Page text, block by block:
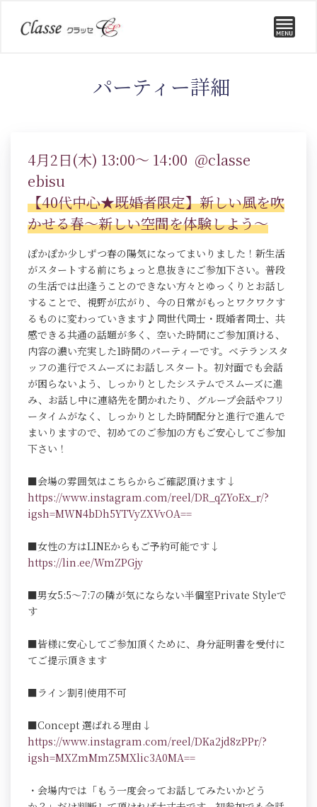
パーティー詳細
4月2日(木) 13:00～ 14:00 @classe
ebisu
【40代中心★既婚者限定】新しい風を吹
かせる春～新しい空間を体験しよう～
ぽかぽか少しずつ春の陽気になってまいりました！新生活
がスタートする前にちょっと息抜きにご参加下さい。普段
の生活では出逢うことのできない方々とゆっくりとお話し
することで、視野が広がり、今の日常がもっとワクワクす
るものに変わっていきます♪同世代同士・既婚者同士、共
感できる共通の話題が多く、空いた時間にご参加頂ける、
内容の濃い充実した1時間のパーティーです。ベテランスタ
ッフの進行でスムーズにお話しスタート。初対面でも会話
が困らないよう、しっかりとしたシステムでスムーズに進
み、お話し中に連絡先を聞かれたり、グループ会話やフリ
ータイムがなく、しっかりとした時間配分と進行で進んで
まいりますので、初めてのご参加の方もご安心してご参加
下さい！
■会場の雰囲気はこちらからご確認頂けます↓
https://www.instagram.com/reel/DR_qZYoEx_r/?
igsh=MWN4bDh5YTVyZXVvOA==
■女性の方はLINEからもご予約可能です↓
https://lin.ee/WmZPGjy
■男女5:5～7:7の隣が気にならない半個室Private Styleで
す
■皆様に安心してご参加頂くために、身分証明書を受付に
てご提示頂きます
■ライン割引使用不可
■Concept 選ばれる理由↓
https://www.instagram.com/reel/DKa2jd8zPPr/?
igsh=MXZmMmZ5MXlic3A0MA==
・会場内では「もう一度会ってお話してみたいかどう